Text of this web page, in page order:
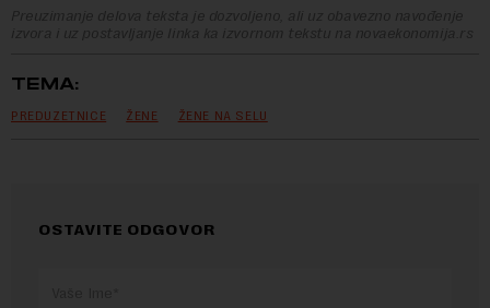
Preuzimanje delova teksta je dozvoljeno, ali uz obavezno navođenje
izvora i uz postavljanje linka ka izvornom tekstu na novaekonomija.rs
TEMA:
PREDUZETNICE ŽENE ŽENE NA SELU
OSTAVITE ODGOVOR